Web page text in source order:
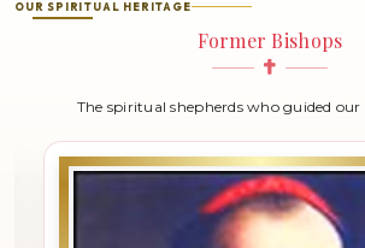
5 Aug 2024
OUR SPIRITUAL HERITAGE
Former Bishops
The spiritual shepherds who guided